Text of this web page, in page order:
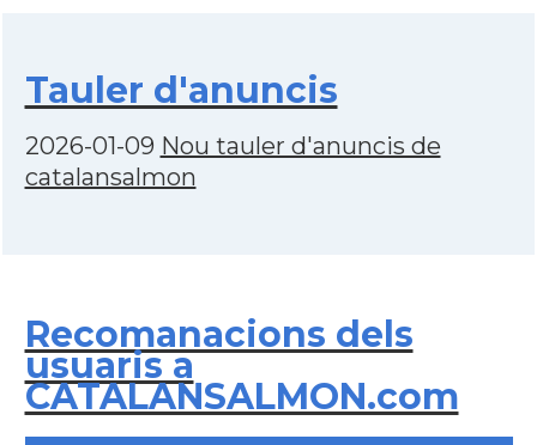
Tauler d'anuncis
2026-01-09 Nou tauler d'anuncis de
catalansalmon
Recomanacions dels
usuaris a
CATALANSALMON.com